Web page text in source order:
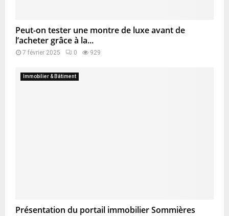
Peut-on tester une montre de luxe avant de
l’acheter grâce à la...
7 février 2025 0 929
Immobilier & Bâtiment
Présentation du portail immobilier Sommières